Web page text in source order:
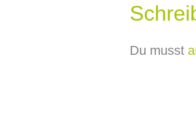
Du musst